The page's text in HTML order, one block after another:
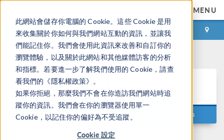
此網站會儲存你電腦的 Cookie。這些 Cookie 是用
來收集關於你如何與我們網站互動的資訊，並讓我
們能記住你。我們會使用此資訊來改善和自訂你的
瀏覽體驗，以及關於此網站和其他媒體訪客的分析
和指標。若要進一步了解我們使用的 Cookie，請查
看我們的《隱私權政策》。
如果你拒絕，那麼我們不會在你造訪我們網站時追
蹤你的資訊。我們會在你的瀏覽器使用單一
Cookie，以記住你的偏好為不受追蹤。
Cookie 設定
MENU
登录 咨询与购买
COMSOL®学习中
心
通过视频自学如何使用 COMSOL Multiphysics 软件